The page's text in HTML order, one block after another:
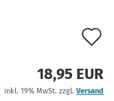
18,95 EUR
inkl. 19% MwSt. zzgl. Versand